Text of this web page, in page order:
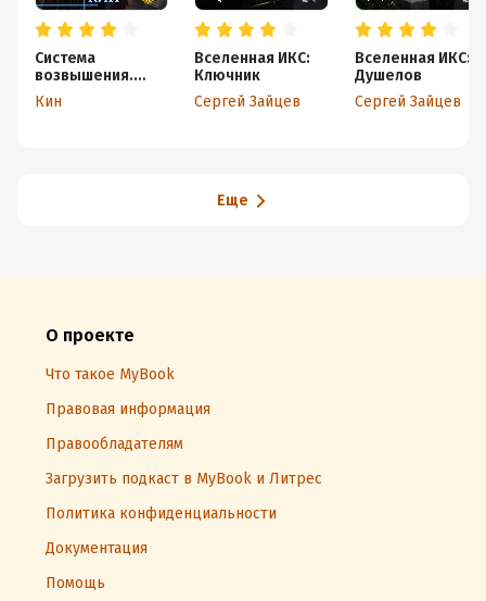
Система
возвышения.
Второй том.
Часть 1
Кин
Вселенная ИКС:
Ключник
Сергей Зайцев
Вселенная ИКС:
Душелов
Сергей Зайцев
Еще
О проекте
Что такое MyBook
Правовая информация
Правообладателям
Загрузить подкаст в MyBook и Литрес
Политика конфиденциальности
Документация
Помощь